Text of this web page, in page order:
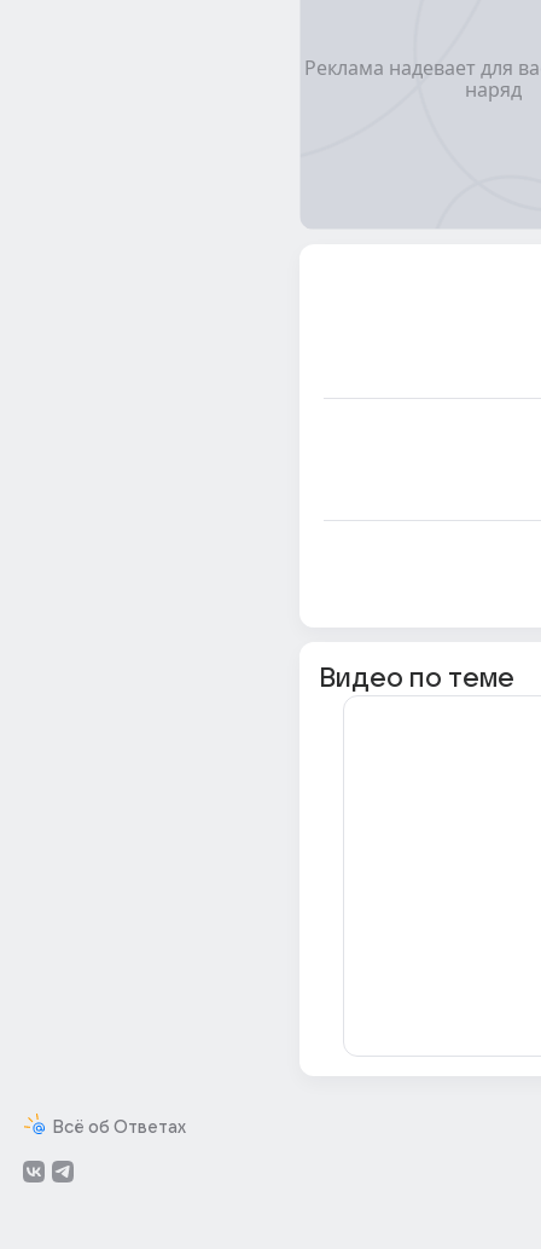
Всё об Ответах
Видео по теме